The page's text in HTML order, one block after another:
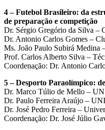
4 – Futebol Brasileiro: da
de preparação e competição
Dr. Sérgio Gregório da Silva –
Dr. Antonio Carlos Gomes –
Ms. João Paulo Subirá Medina
Prof. Carlos Alberto Silva –
Coordenação: Dr. Antonio
5 – Desporto Paraolímpico:
Dr. Marco Túlio de Mello –
Dr. Paulo Ferreira Araújo –
Dr. José Pedro Ferreira –
Coordenação: Dr. José Júlio